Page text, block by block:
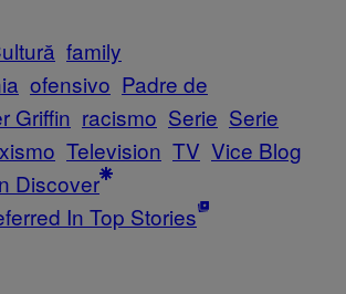
family
ofensivo Padre de
Griffin racismo Serie Serie
Television TV Vice Blog
Discover
In Top Stories